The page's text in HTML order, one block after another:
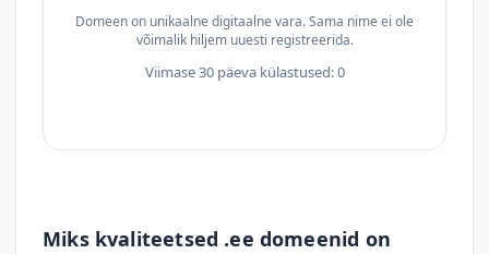
Domeen on unikaalne digitaalne vara. Sama nime ei ole
võimalik hiljem uuesti registreerida.
Viimase 30 päeva külastused: 0
Miks kvaliteetsed .ee domeenid on